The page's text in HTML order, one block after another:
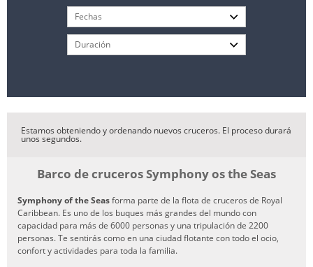
Estamos obteniendo y ordenando nuevos cruceros. El proceso durará
unos segundos.
Barco de cruceros Symphony os the Seas
Symphony of the Seasforma parte de la flota de cruceros de Royal
Caribbean. Es uno de los buques más grandes del mundo con
capacidad para más de 6000 personas y una tripulación de 2200
personas. Te sentirás como en una ciudad flotante con todo el ocio,
confort y actividades para toda la familia.